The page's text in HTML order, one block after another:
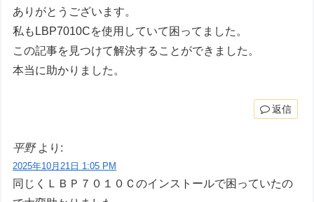
ありがとうございます。
私もLBP7010Cを使用していて困ってました。
この記事を見つけて解決することができました。
本当に助かりました。
返信
平野 より:
2025年10月21日 1:05 PM
同じくＬＢＰ７０１０Ｃのインストールで困っていたの